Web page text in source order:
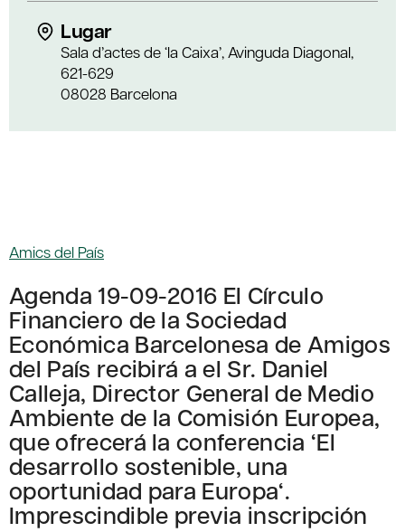
Lugar
Sala d’actes de ‘la Caixa’, Avinguda Diagonal,
621-629
08028 Barcelona
Amics del País
Agenda 19-09-2016 El Círculo
Financiero de la Sociedad
Económica Barcelonesa de Amigos
del País recibirá a el Sr. Daniel
Calleja, Director General de Medio
Ambiente de la Comisión Europea,
que ofrecerá la conferencia ‘El
desarrollo sostenible, una
oportunidad para Europa‘.
Imprescindible previa inscripción